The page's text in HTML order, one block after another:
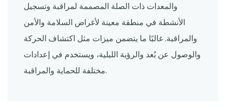
والمعدات ذات الصلة المصممة لمراقبة وتسجيل
الأنشطة في منطقة معينة لأغراض السلامة والأمن
والمراقبة. غالبًا ما يتضمن ميزات مثل اكتشاف الحركة
والوصول عن بُعد والرؤية الليلية، ويستخدم في إعدادات
مختلفة للحماية والمراقبة.